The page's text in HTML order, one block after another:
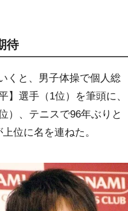
待
くと、男子体操で個人総
選手（1位）を筆頭に、
）、テニスで96年ぶりと
位に名を連ねた。